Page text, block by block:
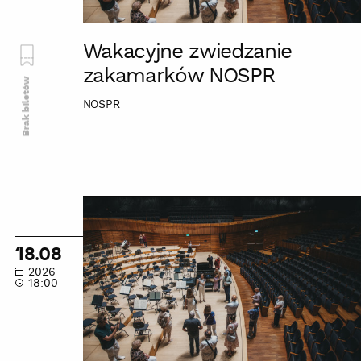
Wakacyjne zwiedzanie
zakamarków NOSPR
NOSPR
Brak biletów
zwiedzanie
zakamarków
NOSPR
18.08
2026
18:00